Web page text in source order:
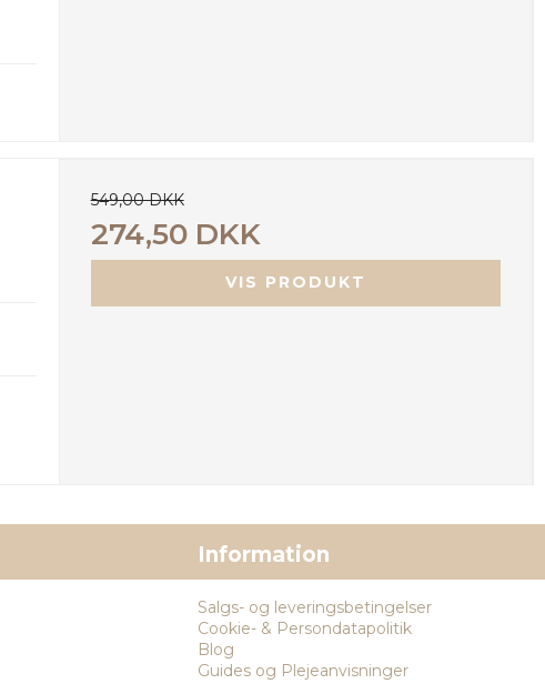
549,00 DKK
274,50 DKK
VIS PRODUKT
Information
Salgs- og leveringsbetingelser
Cookie- & Persondatapolitik
Blog
Guides og Plejeanvisninger